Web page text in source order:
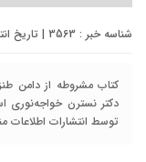
شناسه خبر : 3563 | تاریخ انتشار : 24 جولای 2019 - 9:27 |
کتاب مشروطه از دامن
دکتر نسترن خواجه‌نوری
توسط انتشارات اطلاعات